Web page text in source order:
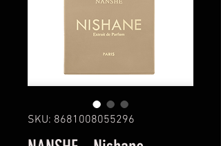
SKU: 8681008055296